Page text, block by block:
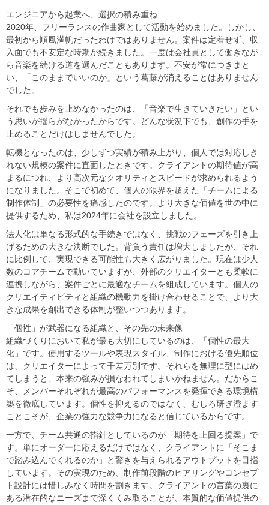
エンジニアから起業へ、選択の積み重ね
2020年、フリーランスの作曲家として活動を始めました。しかし、
最初から順風満帆だったわけではありません。案件は定着せず、収
入面でも不安定な時期が続きました。一度は会社員として働きなが
ら音楽を続ける道を選んだこともあります。不安が常につきまと
い、「このままでいいのか」という葛藤が消えることはありません
でした。
それでも歩みを止めなかったのは、「音楽で生きていきたい」とい
う思いが揺らがなかったからです。どんな状況下でも、創作の手を
止めることだけはしませんでした。
転機となったのは、少しずつ実績が積み上がり、個人では対応しき
れない規模の案件に直面したときです。クライアントの期待値が高
まるにつれ、より高次元なクオリティとスピードが求められるよう
になりました。そこで初めて、個人の限界を超えた「チームによる
制作体制」の必要性を痛感したのです。より大きな価値を世の中に
提供するため、私は2024年に会社を設立しました。
法人化は単なる形式的な手続きではなく、挑戦のフェーズを引き上
げるための大きな決断でした。背負う責任は増大しましたが、それ
に比例して、実現できる可能性も大きく広がりました。現在は少人
数のコアチームで動いていますが、外部のクリエイターとも柔軟に
連携しながら、案件ごとに最適なチームを組成しています。個人の
クリエイティビティと組織の機動力を掛け合わせることで、より大
きな成果を創出できる体制が整いつつあります。
「個性」が武器になる組織と、その先の未来像
組織づくりにおいて私が最も大切にしているのは、「個性の最大
化」です。使用するツールや表現スタイル、制作における優先順位
は、クリエイターによって千差万別です。それらを無理に型にはめ
てしまうと、本来の強みが損なわれてしまいかねません。だからこ
そ、メンバーそれぞれが最高のパフォーマンスを発揮できる環境構
築を徹底しています。個性を抑えるのではなく、むしろ研ぎ澄ます
ことこそが、企業の強力な競争力になると信じているからです。
一方で、チーム共通の指針としているのが「期待を上回る提案」で
す。単にオーダーに応えるだけではなく、クライアントに「そこま
で踏み込んでくれるのか」と驚きを与えられるアウトプットを目指
しています。その実現のため、制作前段階のヒアリングやコンセプ
ト設計には惜しみなく時間を割きます。クライアントの言葉の裏に
ある潜在的なニーズまで深くくみ取ることが、本質的な価値提供の